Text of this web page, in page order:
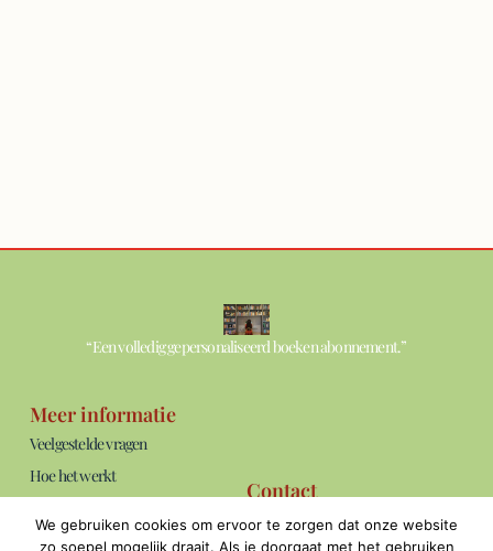
“Een volledig gepersonaliseerd boeken abonnement.”
Meer informatie
Veelgestelde vragen
Hoe het werkt
Blog
Contact
info@thebookshelf.nl
Bereikbaar: ma t/m vrij van 09:00 -
We gebruiken cookies om ervoor te zorgen dat onze website
zo soepel mogelijk draait. Als je doorgaat met het gebruiken